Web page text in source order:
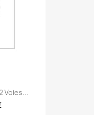
Voies...